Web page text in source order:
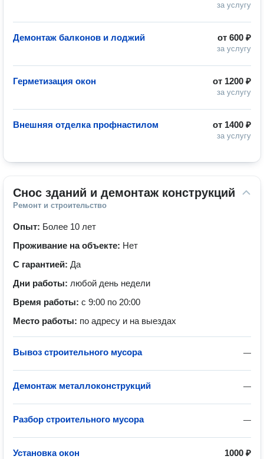
за услугу
от 600 ₽
за услугу
Демонтаж балконов и лоджий
от 1200 ₽
за услугу
Герметизация окон
от 1400 ₽
за услугу
Внешняя отделка профнастилом
Снос зданий и демонтаж конструкций
Ремонт и строительство
Опыт: Более 10 лет
Проживание на объекте: Нет
С гарантией: Да
Дни работы: любой день недели
Время работы: с 9:00 по 20:00
Место работы: по адресу и на выездах
—
Вывоз строительного мусора
—
Демонтаж металлоконструкций
—
Разбор строительного мусора
1000 ₽
Установка окон